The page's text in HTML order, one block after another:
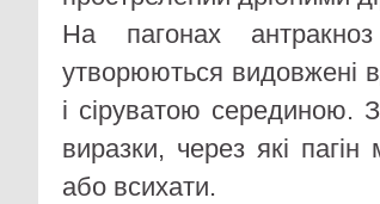
На пагонах
утворюються видовжені
і сіруватою серединою.
виразки, через які
або всихати.